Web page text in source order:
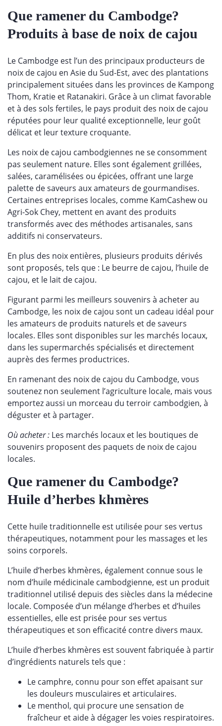
Que ramener du Cambodge?
Produits à base de noix de cajou
Le Cambodge est l’un des principaux producteurs de
noix de cajou en Asie du Sud-Est, avec des plantations
principalement situées dans les provinces de Kampong
Thom, Kratie et Ratanakiri. Grâce à un climat favorable
et à des sols fertiles, le pays produit des noix de cajou
réputées pour leur qualité exceptionnelle, leur goût
délicat et leur texture croquante.
Les noix de cajou cambodgiennes ne se consomment
pas seulement nature. Elles sont également grillées,
salées, caramélisées ou épicées, offrant une large
palette de saveurs aux amateurs de gourmandises.
Certaines entreprises locales, comme KamCashew ou
Agri-Sok Chey, mettent en avant des produits
transformés avec des méthodes artisanales, sans
additifs ni conservateurs.
En plus des noix entières, plusieurs produits dérivés
sont proposés, tels que : Le beurre de cajou, l’huile de
cajou, et le lait de cajou.
Figurant parmi les meilleurs souvenirs à acheter au
Cambodge, les noix de cajou sont un cadeau idéal pour
les amateurs de produits naturels et de saveurs
locales. Elles sont disponibles sur les marchés locaux,
dans les supermarchés spécialisés et directement
auprès des fermes productrices.
En ramenant des noix de cajou du Cambodge, vous
soutenez non seulement l’agriculture locale, mais vous
emportez aussi un morceau du terroir cambodgien, à
déguster et à partager.
Où acheter : Les marchés locaux et les boutiques de
souvenirs proposent des paquets de noix de cajou
locales.
Que ramener du Cambodge?
Huile d’herbes khmères
Cette huile traditionnelle est utilisée pour ses vertus
thérapeutiques, notamment pour les massages et les
soins corporels.
L’huile d’herbes khmères, également connue sous le
nom d’huile médicinale cambodgienne, est un produit
traditionnel utilisé depuis des siècles dans la médecine
locale. Composée d’un mélange d’herbes et d’huiles
essentielles, elle est prisée pour ses vertus
thérapeutiques et son efficacité contre divers maux.
L’huile d’herbes khmères est souvent fabriquée à partir
d’ingrédients naturels tels que :
Le camphre, connu pour son effet apaisant sur
les douleurs musculaires et articulaires.
Le menthol, qui procure une sensation de
fraîcheur et aide à dégager les voies respiratoires.